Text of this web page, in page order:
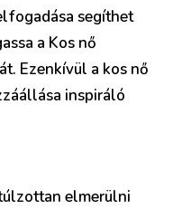
segíthet
a Kos nő
Ezenkívül a kos nő
inspiráló
elmerülni